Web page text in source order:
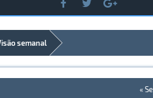
semanal
«